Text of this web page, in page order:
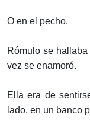
O en el pecho.
Rómulo se
vez se enamoró.
Ella era de
lado, en un banco